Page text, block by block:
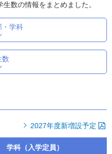
数の情報をまとめました。
・学科
数
2027年度新増設予定
学科（入学定員）